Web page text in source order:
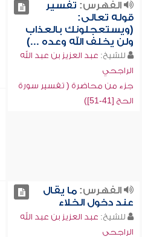
الفهرس: تفسير
قوله تعالى:
(ويستعجلونك بالعذاب
ولن يخلف الله وعده ...)
للشيخ: عبد العزيز بن عبد الله
الراجحي
جزء من محاضرة ( تفسير سورة
الحج [41-51])
الفهرس:ما يقال
عند دخول الخلاء
للشيخ: عبد العزيز بن عبد الله
الراجحي